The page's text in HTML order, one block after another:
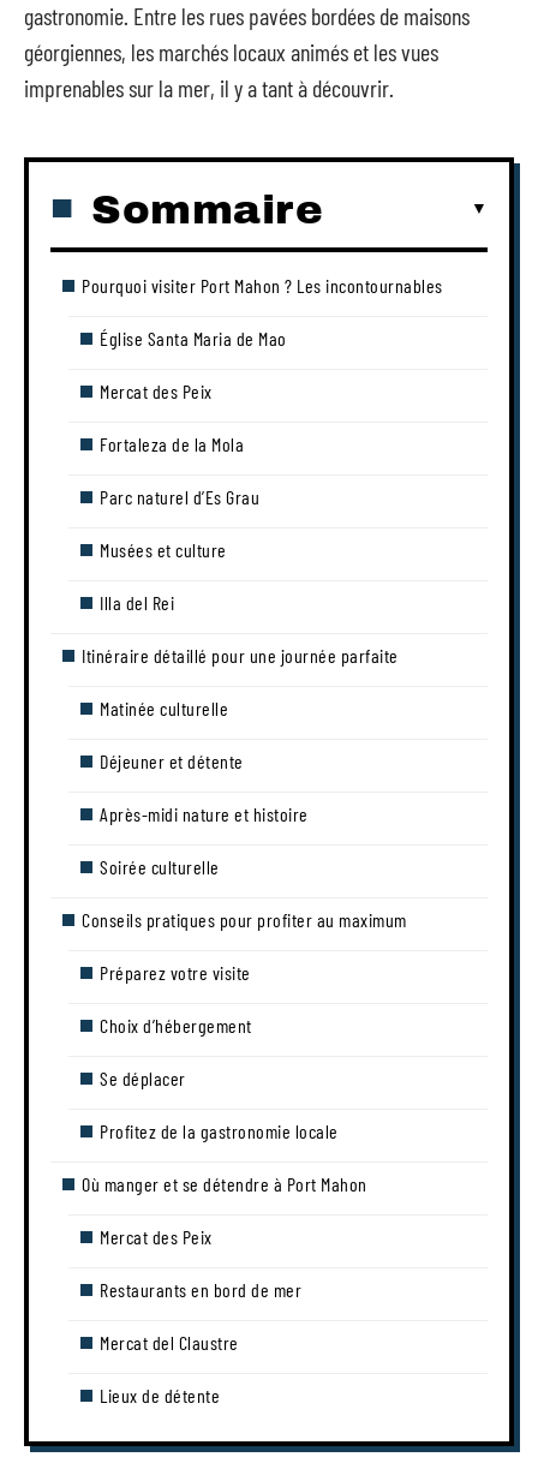
gastronomie. Entre les rues pavées bordées de maisons
géorgiennes, les marchés locaux animés et les vues
imprenables sur la mer, il y a tant à découvrir.
Sommaire
Pourquoi visiter Port Mahon ? Les incontournables
Église Santa Maria de Mao
Mercat des Peix
Fortaleza de la Mola
Parc naturel d’Es Grau
Musées et culture
Illa del Rei
Itinéraire détaillé pour une journée parfaite
Matinée culturelle
Déjeuner et détente
Après-midi nature et histoire
Soirée culturelle
Conseils pratiques pour profiter au maximum
Préparez votre visite
Choix d’hébergement
Se déplacer
Profitez de la gastronomie locale
Où manger et se détendre à Port Mahon
Mercat des Peix
Restaurants en bord de mer
Mercat del Claustre
Lieux de détente